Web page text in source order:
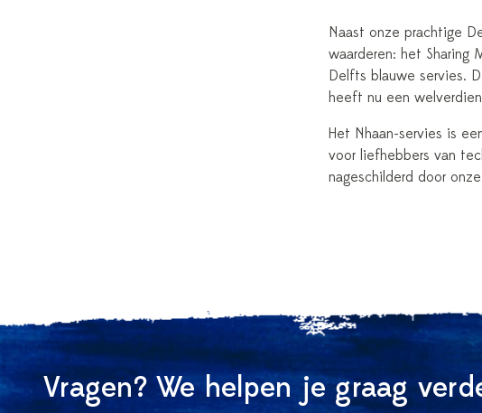
Naast onze prachtige
waarderen: het Sharing
Delfts blauwe servies.
heeft nu een
Het Nhaan-servies is
voor liefhebbers van
nageschilderd door
Vragen? We helpen je graag